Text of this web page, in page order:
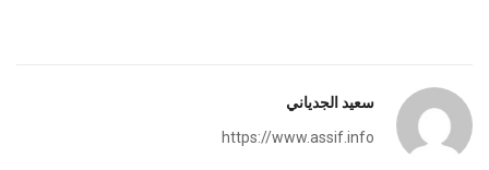
سعيد الجدياني
https://www.assif.info